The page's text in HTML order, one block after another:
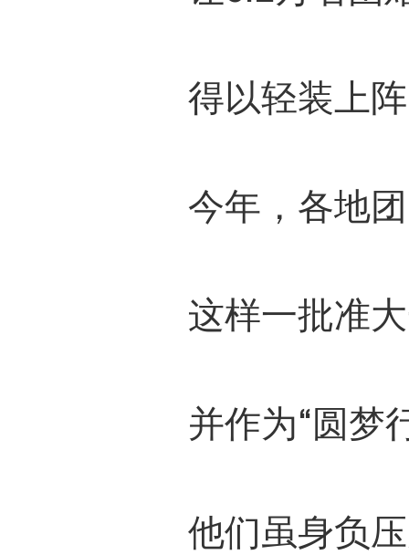
得以轻装上
今年，各地
这样一批准
并作为“圆梦
他们虽身负